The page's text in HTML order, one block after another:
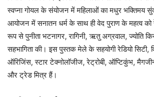
स्वप्ना गोयल के संयोजन में महिलाओं का मधुर भक्तिमय
आयोजन में सनातन धर्म के साथ ही वेद पुराण के महत्व
रूप से पुनीता भटनागर, रागिनी, ऋतु अग्रवाल, ज्योति
सहभागिता की। इस पुस्तक मेले के सहयोगी रेडियो सिटी,
ऑरिजिंस, स्टार टेक्नोलॉजीज, रेट्रोबी, ऑप्टिकुंभ,
और ट्रेड मित्र हैं।